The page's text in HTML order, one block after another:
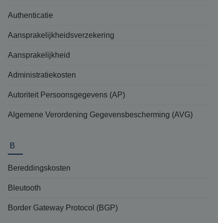
Authenticatie
Aansprakelijkheidsverzekering
Aansprakelijkheid
Administratiekosten
Autoriteit Persoonsgegevens (AP)
Algemene Verordening Gegevensbescherming (AVG)
B
Bereddingskosten
Bleutooth
Border Gateway Protocol (BGP)